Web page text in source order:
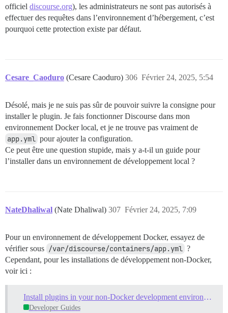
officiel discourse.org), les administrateurs ne sont pas autorisés à
effectuer des requêtes dans l’environnement d’hébergement, c’est
pourquoi cette protection existe par défaut.
Cesare_Caoduro (Cesare Caoduro) Février 24, 2025, 5:54
306
Désolé, mais je ne suis pas sûr de pouvoir suivre la consigne pour
installer le plugin. Je fais fonctionner Discourse dans mon
environnement Docker local, et je ne trouve pas vraiment de
app.yml pour ajouter la configuration.
Ce peut être une question stupide, mais y a-t-il un guide pour
l’installer dans un environnement de développement local ?
NateDhaliwal (Nate Dhaliwal) Février 24, 2025, 7:09
307
Pour un environnement de développement Docker, essayez de
vérifier sous /var/discourse/containers/app.yml ?
Cependant, pour les installations de développement non-Docker,
voir ici :
Install plugins in your non-Docker development environment
Developer Guides